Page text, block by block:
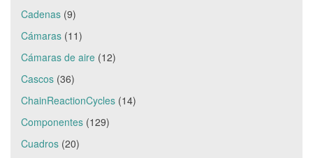
Cadenas (9)
Cámaras (11)
Cámaras de aire (12)
Cascos (36)
ChainReactionCycles (14)
Componentes (129)
Cuadros (20)